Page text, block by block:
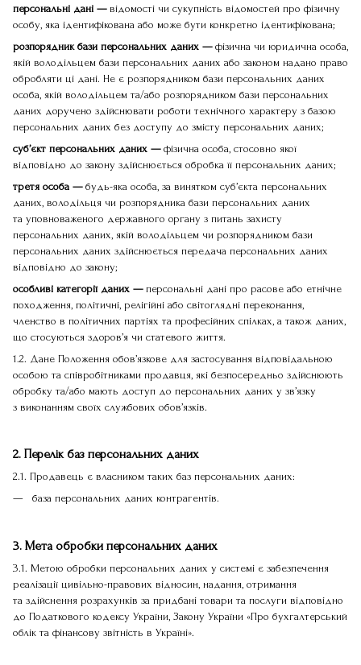
персональні дані —відомості чи сукупність відомостей про фізичну
особу, яка ідентифікована або може бути конкретно ідентифікована;
розпорядник бази персональних даних —фізична чи юридична особа,
якій володільцем бази персональних даних або законом надано право
обробляти ці дані. Не є розпорядником бази персональних даних
особа, якій володільцем та/або розпорядником бази персональних
даних доручено здійснювати роботи технічного характеру з базою
персональних даних без доступу до змісту персональних даних;
суб’єкт персональних даних —фізична особа, стосовно якої
відповідно до закону здійснюється обробка її персональних даних;
третя особа —будь-яка особа, за винятком суб’єкта персональних
даних, володільця чи розпорядника бази персональних даних
та уповноваженого державного органу з питань захисту
персональних даних, якій володільцем чи розпорядником бази
персональних даних здійснюється передача персональних даних
відповідно до закону;
особливі категорії даних —персональні дані про расове або етнічне
походження, політичні, релігійні або світоглядні переконання,
членство в політичних партіях та професійних спілках, а також даних,
що стосуються здоров’я чи статевого життя.
1.2. Дане Положення обов’язкове для застосування відповідальною
особою та співробітниками продавця, які безпосередньо здійснюють
обробку та/або мають доступ до персональних даних у зв’язку
з виконанням своїх службових обов’язків.
2. Перелік баз персональних даних
2.1. Продавець є власником таких баз персональних даних:
база персональних даних контрагентів.
3. Мета обробки персональних даних
3.1. Метою обробки персональних даних у системі є забезпечення
реалізації цивільно-правових відносин, надання, отримання
та здійснення розрахунків за придбані товари та послуги відповідно
до Податкового кодексу України, Закону України «Про бухгалтерський
облік та фінансову звітність в Україні».